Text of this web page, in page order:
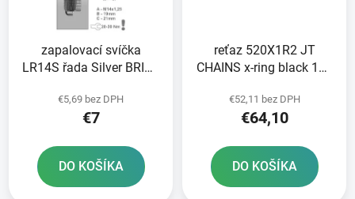
zapalovací svíčka
LR14S řada Silver BRISK
€5,69 bez DPH
€7
DO KOŠÍKA
reťaz 520X1R2 JT
CHAINS x-ring black 106
nitovania a rozpojenia
spojky
€52,11 bez DPH
€64,10
DO KOŠÍKA